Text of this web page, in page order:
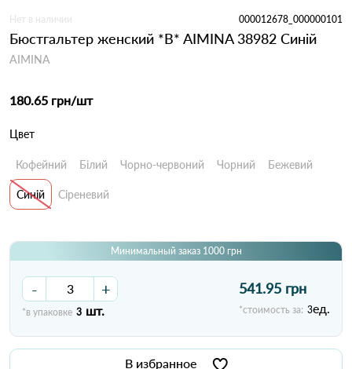
Нет в наличии 000012678_000000101
Бюстгальтер женский *B* AIMINA 38982 Синій
AIMINA
180.65 грн/шт
Цвет
Кофейний Білий Чорно-червоний Чорний Бежевий
Синій Сіреневий
Минимальный заказ 1000 грн
- +
*в упаковке 3 шт.
541.95 грн
*стоимость за: 3ед.
В избранное